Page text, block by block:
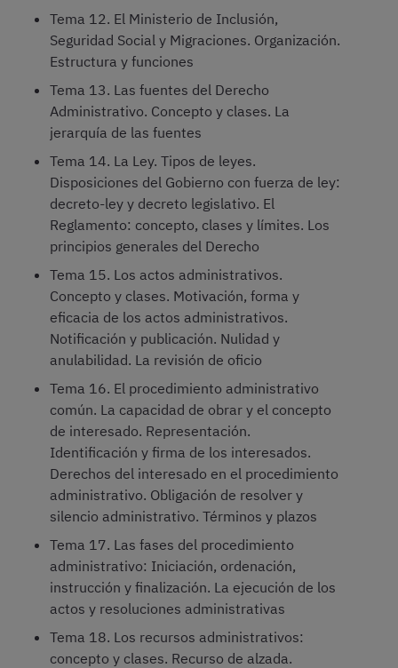
Tema 12. El Ministerio de Inclusión,
Seguridad Social y Migraciones. Organización.
Estructura y funciones
Tema 13. Las fuentes del Derecho
Administrativo. Concepto y clases. La
jerarquía de las fuentes
Tema 14. La Ley. Tipos de leyes.
Disposiciones del Gobierno con fuerza de ley:
decreto-ley y decreto legislativo. El
Reglamento: concepto, clases y límites. Los
principios generales del Derecho
Tema 15. Los actos administrativos.
Concepto y clases. Motivación, forma y
eficacia de los actos administrativos.
Notificación y publicación. Nulidad y
anulabilidad. La revisión de oficio
Tema 16. El procedimiento administrativo
común. La capacidad de obrar y el concepto
de interesado. Representación.
Identificación y firma de los interesados.
Derechos del interesado en el procedimiento
administrativo. Obligación de resolver y
silencio administrativo. Términos y plazos
Tema 17. Las fases del procedimiento
administrativo: Iniciación, ordenación,
instrucción y finalización. La ejecución de los
actos y resoluciones administrativas
Tema 18. Los recursos administrativos:
concepto y clases. Recurso de alzada.